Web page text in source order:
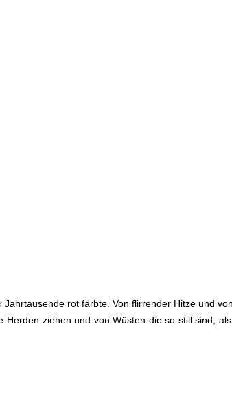
rot färbte. Von flirrender Hitze und
ziehen und von Wüsten die so still sind,